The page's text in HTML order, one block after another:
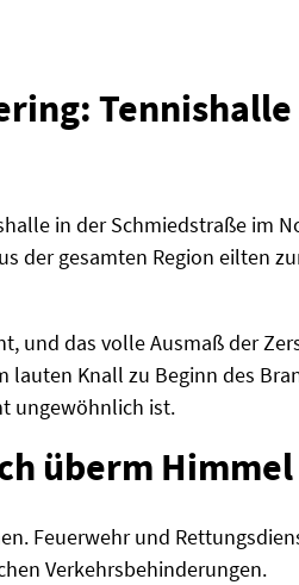
in der Schmiedstraße im
der gesamten Region eilten
und das volle Ausmaß der
Knall zu Beginn des
ungewöhnlich ist.
überm
Feuerwehr und
Verkehrsbehinderungen.